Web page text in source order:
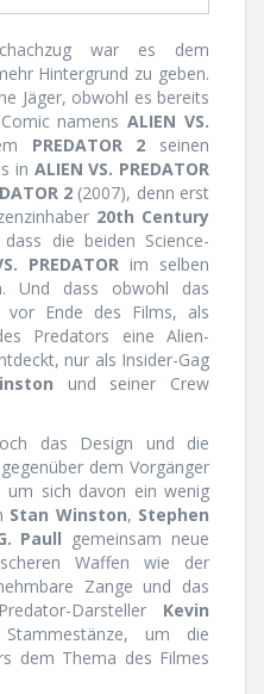
war es dem
Hintergrund zu geben.
Jäger, obwohl es bereits
namensALIEN VS.
PREDATOR 2 seinen
in ALIEN VS. PREDATOR
2(2007), denn erst
20th Century
die beiden Science-
PREDATOR im selben
Und dass obwohl das
vor Ende des Films, als
Predators eine Alien-
nur als Insider-Gag
und seiner Crew
das Design und die
dem Vorgänger
sich davon ein wenig
Stan Winston, Stephen
Paull gemeinsam neue
Waffen wie der
Zange und das
Darsteller Kevin
um die
dem Thema des Filmes